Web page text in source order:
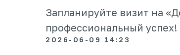
Запланируйте визит на
профессиональный успех!
2026-06-09 14:23